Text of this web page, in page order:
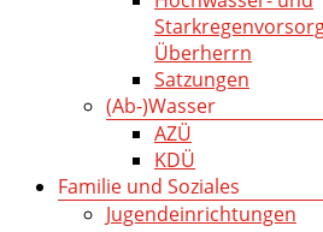
Überherrn
Satzungen
(Ab-)Wasser
AZÜ
KDÜ
Familie und Soziales
Jugendeinrichtungen